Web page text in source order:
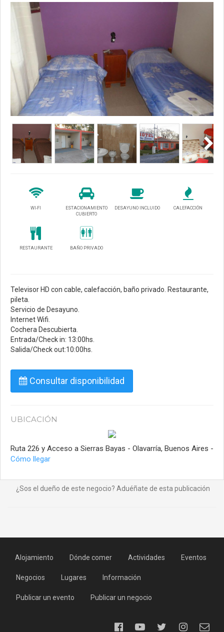
WI-FI
ESTACIONAMIENTO
CUBIERTO
DESAYUNO INCLUIDO CALEFACCIÓN
RESTAURANTE BAÑO PRIVADO
Televisor HD con cable, calefacción, baño privado. Restaurante,
pileta.
Servicio de Desayuno.
Internet Wifi.
Cochera Descubierta.
Entrada/Check in: 13:00hs.
Salida/Check out:10:00hs.
Consultar disponibilidad
UBICACIÓN
Ruta 226 y Acceso a Sierras Bayas - Olavarría, Buenos Aires -
Cómo llegar
¿Sos el dueño de este negocio? Aduéñate de esta publicación
Alojamiento Dónde comer Actividades Eventos
Negocios Lugares Información
Publicar un evento Publicar un negocio